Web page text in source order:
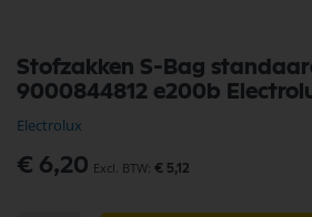
Stofzakken S-Bag
9000844812 e200b
Electrolux
€ 6,20 € 5,12
naar
het
van
de
afbeeldingen-